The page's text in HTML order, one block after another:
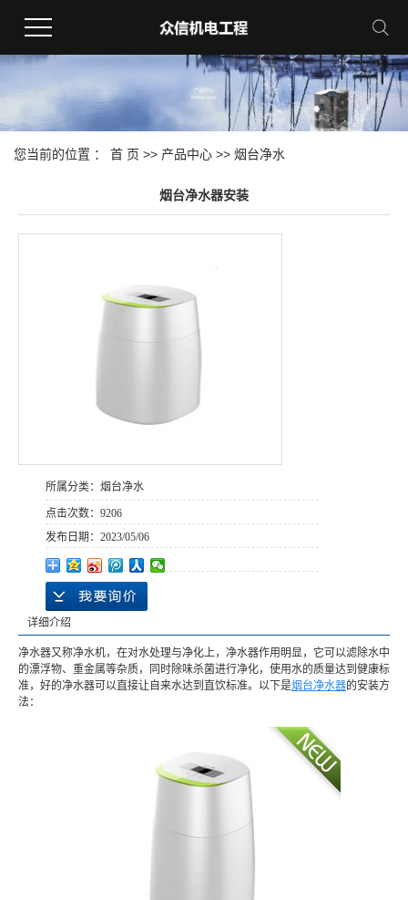
您当前的位置 ： 首 页 >> 产品中心 >> 烟台净水
烟台净水器安装
所属分类： 烟台净水
点击次数： 9206
发布日期： 2023/05/06
详细介绍
净水器又称净水机，在对水处理与净化上，净水器作用明显，它可以滤除水中
的漂浮物、重金属等杂质，同时除味杀菌进行净化，使用水的质量达到健康标
准，好的净水器可以直接让自来水达到直饮标准。以下是烟台净水器的安装方
法：